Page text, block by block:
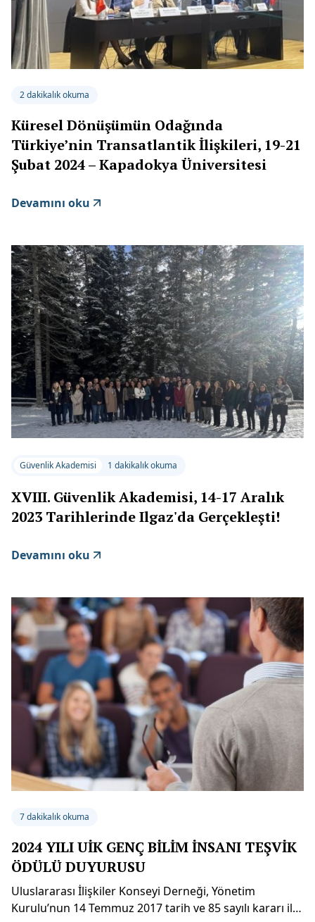
2 dakikalık okuma
Küresel Dönüşümün Odağında
Türkiye’nin Transatlantik İlişkileri, 19-21
Şubat 2024 – Kapadokya Üniversitesi
Devamını oku
Güvenlik Akademisi 1 dakikalık okuma
XVIII. Güvenlik Akademisi, 14-17 Aralık
2023 Tarihlerinde Ilgaz'da Gerçekleşti!
Devamını oku
7 dakikalık okuma
2024 YILI UİK GENÇ BİLİM İNSANI TEŞVİK
ÖDÜLÜ DUYURUSU
Uluslararası İlişkiler Konseyi Derneği, Yönetim
Kurulu’nun 14 Temmuz 2017 tarih ve 85 sayılı kararı ile,